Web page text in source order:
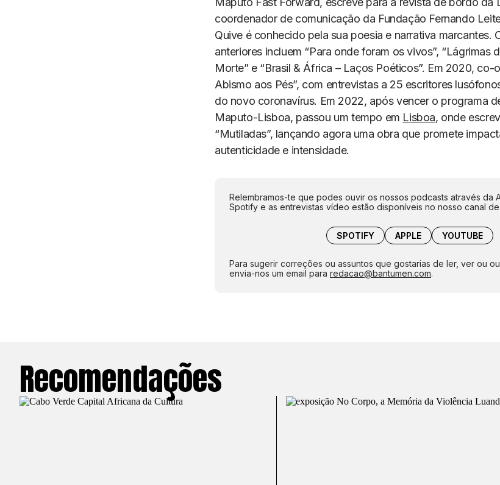
coordenador de comunicação da Fundação Fernando
Quive é conhecido pela sua poesia e narrativa marcantes.
anteriores incluem “Para onde foram os vivos”, “Lágrimas
Morte” e “Brasil & África – Laços Poéticos”. Em 2020, co-
Abismo aos Pés”, com entrevistas a 25 escritores
do novo coronavírus. Em 2022, após vencer o programa
Maputo-Lisboa, passou um tempo em Lisboa, onde
“Mutiladas”, lançando agora uma obra que promete
autenticidade e intensidade.
Relembramos-te que podes ouvir os nossos podcasts através da
Spotify e as entrevistas vídeo estão disponíveis no nosso canal de
SPOTIFY APPLE YOUTUBE
Para sugerir correções ou assuntos que gostarias de ler, ver ou
envia-nos um email para redacao@bantumen.com.
Recomendações